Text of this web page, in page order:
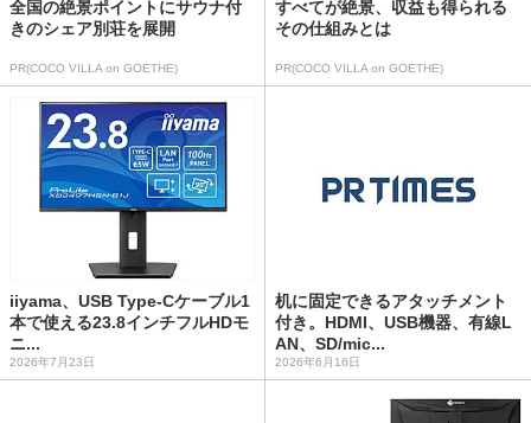
全国の絶景ポイントにサウナ付
きのシェア別荘を展開
PR(COCO VILLA on GOETHE)
すべてが絶景、収益も得られる
その仕組みとは
PR(COCO VILLA on GOETHE)
iiyama、USB Type-Cケーブル1
本で使える23.8インチフルHDモ
ニ...
2026年7月23日
机に固定できるアタッチメント
付き。HDMI、USB機器、有線L
AN、SD/mic...
2026年6月16日